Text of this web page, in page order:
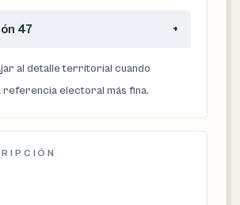
47 +
al detalle territorial cuando
referencia electoral más fina.